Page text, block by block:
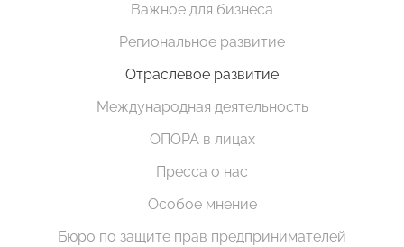
Важное для бизнеса
Региональное развитие
Отраслевое развитие
Международная деятельность
ОПОРА в лицах
Пресса о нас
Особое мнение
Бюро по защите прав предпринимателей